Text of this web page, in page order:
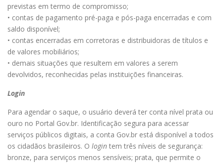
previstas em termo de compromisso;
• contas de pagamento pré-paga e pós-paga encerradas e com
saldo disponível;
• contas encerradas em corretoras e distribuidoras de títulos e
de valores mobiliários;
• demais situações que resultem em valores a serem
devolvidos, reconhecidas pelas instituições financeiras.
Login
Para agendar o saque, o usuário deverá ter conta nível prata ou
ouro no Portal Gov.br. Identificação segura para acessar
serviços públicos digitais, a conta Gov.br está disponível a todos
os cidadãos brasileiros. O login tem três níveis de segurança:
bronze, para serviços menos sensíveis; prata, que permite o